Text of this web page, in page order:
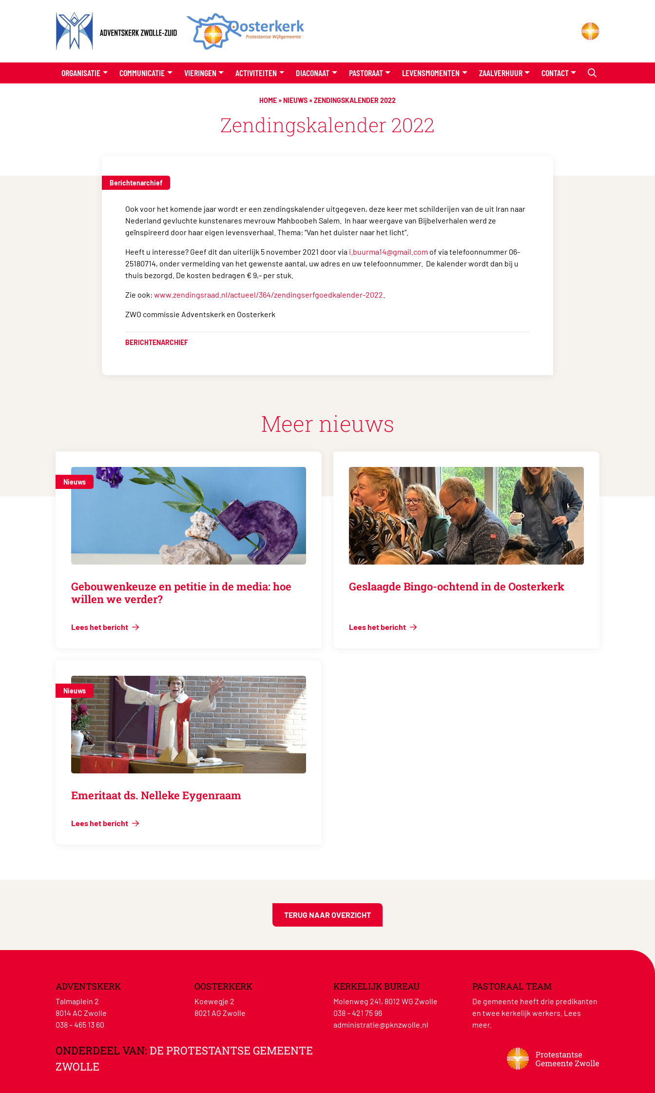
ORGANISATIE COMMUNICATIE VIERINGEN ACTIVITEITEN DIACONAAT PASTORAAT LEVENSMOMENTEN ZAALVERHUUR CONTACT
HOME »NIEUWS »ZENDINGSKALENDER 2022
Zendingskalender 2022
Berichtenarchief
Ook voor het komende jaar wordt er een zendingskalender uitgegeven, deze keer met schilderijen van de uit Iran naar
Nederland gevluchte kunstenares mevrouw Mahboobeh Salem. In haar weergave van Bijbelverhalen werd ze
geïnspireerd door haar eigen levensverhaal. Thema: “Van het duister naar het licht”.
Heeft u interesse? Geef dit dan uiterlijk 5 november 2021 door via i.buurma14@gmail.com of via telefoonnummer 06-
25180714, onder vermelding van het gewenste aantal, uw adres en uw telefoonnummer. De kalender wordt dan bij u
thuis bezorgd. De kosten bedragen € 9,- per stuk.
Zie ook: www.zendingsraad.nl/actueel/364/zendingserfgoedkalender-2022
ZWO commissie Adventskerk en Oosterkerk
BERICHTENARCHIEF
Meer nieuws
Nieuws
Gebouwenkeuze en petitie in de media: hoe
willen we verder?
Lees het bericht
Geslaagde Bingo-ochtend in de Oosterkerk
Lees het bericht
Nieuws
Emeritaat ds. Nelleke Eygenraam
Lees het bericht
TERUG NAAR OVERZICHT
ADVENTSKERK
Talmaplein 2
8014 AC Zwolle
038 – 465 13 60
OOSTERKERK
Koewegje 2
8021 AG Zwolle
KERKELIJK BUREAU
Molenweg 241, 8012 WG Zwolle
038 – 421 75 96
administratie@pknzwolle.nl
PASTORAAL TEAM
De gemeente heeft drie predikanten
en twee kerkelijk werkers. Lees
meer.
ONDERDEEL VAN: DE PROTESTANTSE GEMEENTE
ZWOLLE